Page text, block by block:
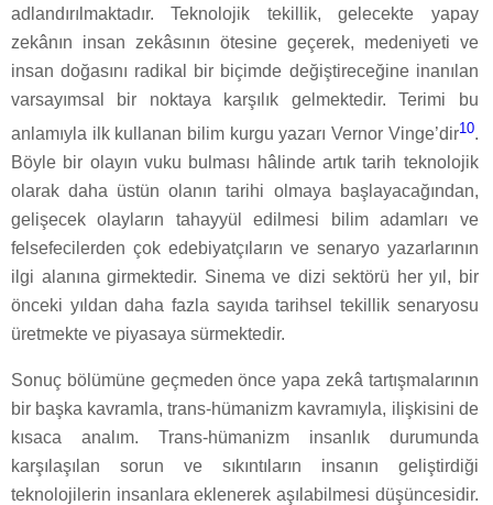
adlandırılmaktadır. Teknolojik tekillik, gelecekte yapay
zekânın insan zekâsının ötesine geçerek, medeniyeti ve
insan doğasını radikal bir biçimde değiştireceğine inanılan
varsayımsal bir noktaya karşılık gelmektedir. Terimi bu
anlamıyla ilk kullanan bilim kurgu yazarı Vernor Vinge’dir10.
Böyle bir olayın vuku bulması hâlinde artık tarih teknolojik
olarak daha üstün olanın tarihi olmaya başlayacağından,
gelişecek olayların tahayyül edilmesi bilim adamları ve
felsefecilerden çok edebiyatçıların ve senaryo yazarlarının
ilgi alanına girmektedir. Sinema ve dizi sektörü her yıl, bir
önceki yıldan daha fazla sayıda tarihsel tekillik senaryosu
üretmekte ve piyasaya sürmektedir.
Sonuç bölümüne geçmeden önce yapa zekâ tartışmalarının
bir başka kavramla, trans-hümanizm kavramıyla, ilişkisini de
kısaca analım. Trans-hümanizm insanlık durumunda
karşılaşılan sorun ve sıkıntıların insanın geliştirdiği
teknolojilerin insanlara eklenerek aşılabilmesi düşüncesidir.